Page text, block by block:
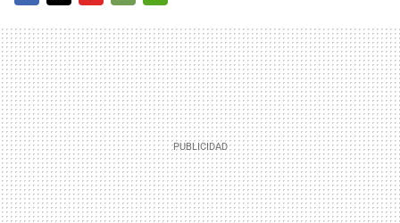
MAIL